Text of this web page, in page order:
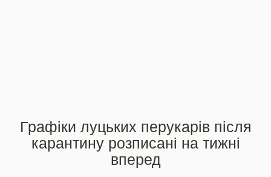
Графіки луцьких перукарів після
карантину розписані на тижні
вперед